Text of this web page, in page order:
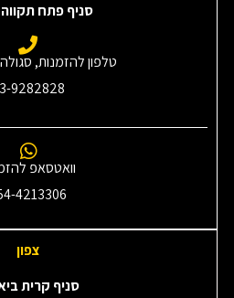
סניף פתח
טלפון להזמנות,
9282828
וואטסאפ
4213306
צפון
סניף קרית